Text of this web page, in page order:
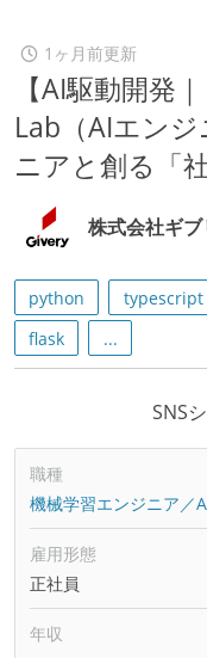
1ヶ月前更新
【AI駆動開発
Lab（AIエン
ニアと創る「
株式会社ギ
python typescript
flask
...
SNS
職種
機械学習エンジニア／
雇用形態
正社員
年収